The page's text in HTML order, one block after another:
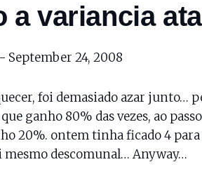
a variancia
September 24, 2008
foi demasiado azar junto…
ganho 80% das vezes, ao
20%. ontem tinha ficado 4
mesmo descomunal… Anyway…